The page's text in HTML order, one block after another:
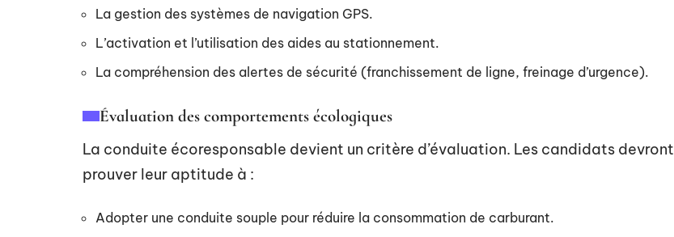
La gestion des systèmes de navigation GPS.
L’activation et l’utilisation des aides au stationnement.
La compréhension des alertes de sécurité (franchissement de ligne, freinage d’urgence).
Évaluation des comportements écologiques
La conduite écoresponsable devient un critère d’évaluation. Les candidats devront
prouver leur aptitude à :
Adopter une conduite souple pour réduire la consommation de carburant.